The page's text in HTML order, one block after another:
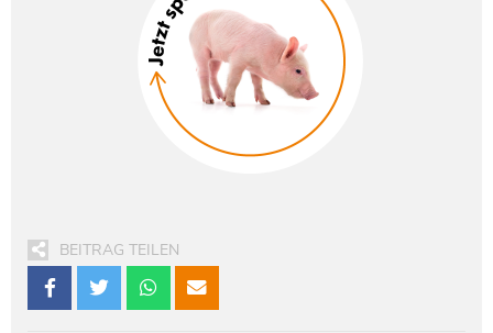
BEITRAG TEILEN